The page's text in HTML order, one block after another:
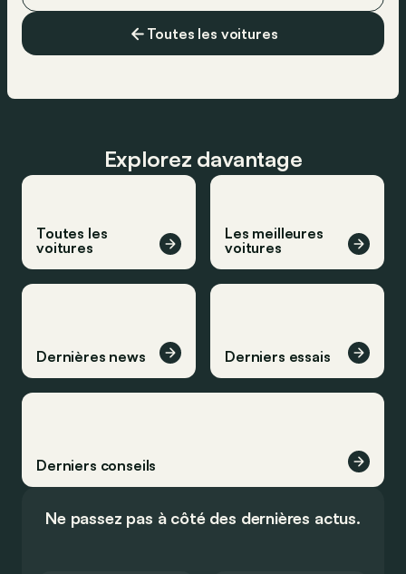
Toutes les voitures
Explorez davantage
Toutes les
voitures
Les meilleures
voitures
Dernières news Derniers essais
Derniers conseils
Ne passez pas à côté des dernières actus.